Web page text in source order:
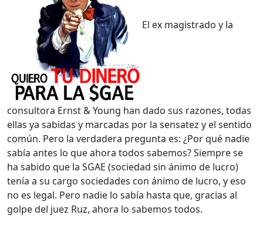
El ex magistrado y la
consultora Ernst & Young han dado sus razones, todas
ellas ya sabidas y marcadas por la sensatez y el sentido
común. Pero la verdadera pregunta es: ¿Por qué nadie
sabía antes lo que ahora todos sabemos? Siempre se
ha sabido que la SGAE (sociedad sin ánimo de lucro)
tenía a su cargo sociedades con ánimo de lucro, y eso
no es legal. Pero nadie lo sabía hasta que, gracias al
golpe del juez Ruz, ahora lo sabemos todos.